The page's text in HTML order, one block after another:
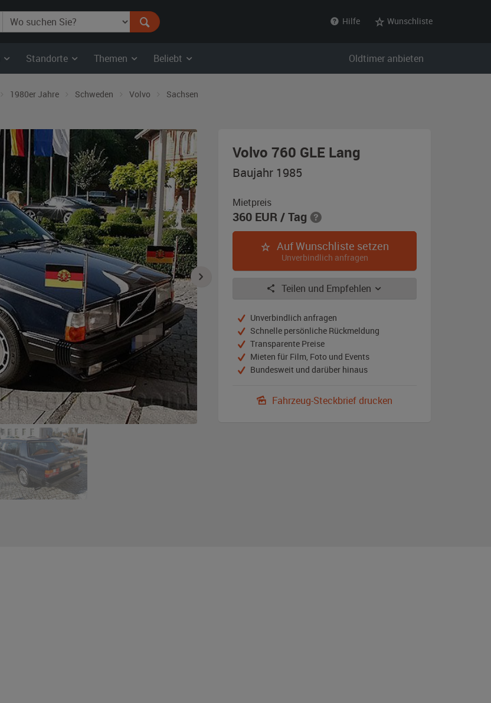
Hilfe Wunschliste
Standorte Themen Beliebt Oldtimer anbieten
1980er Jahre Schweden Volvo Sachsen
Volvo 760 GLE Lang
Baujahr 1985
Mietpreis
360 EUR/ Tag
Auf Wunschliste setzen
Unverbindlich anfragen
Teilen und Empfehlen
Unverbindlich anfragen
Schnelle persönliche Rückmeldung
Transparente Preise
Mieten für Film, Foto und Events
Bundesweit und darüber hinaus
Fahrzeug-Steckbrief drucken